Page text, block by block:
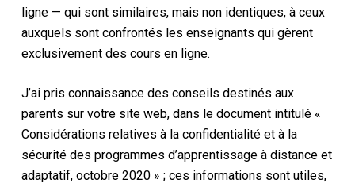
ligne — qui sont similaires, mais non identiques, à ceux
auxquels sont confrontés les enseignants qui gèrent
exclusivement des cours en ligne.
J’ai pris connaissance des conseils destinés aux
parents sur votre site web, dans le document intitulé «
Considérations relatives à la confidentialité et à la
sécurité des programmes d’apprentissage à distance et
adaptatif, octobre 2020 » ; ces informations sont utiles,